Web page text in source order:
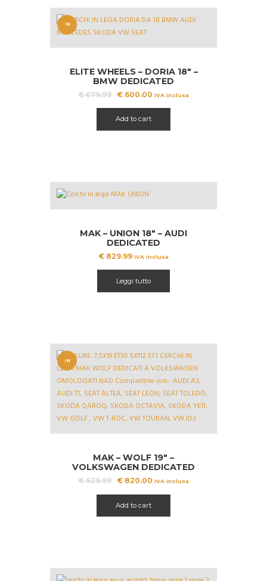
IN
ELITE WHEELS – DORIA 18″ –
BMW DEDICATED
€679.99 Il
era:
€ 679.99.
€ 600.00 Il
€ 600.00.
IVA inclusa
Add to cart
MAK – UNION 18″ – AUDI
DEDICATED
€ 829.99 IVA inclusa
Leggi tutto
IN
OFFERT
A!
MAK – WOLF 19″ –
VOLKSWAGEN DEDICATED
€929.99 Il
era:
€ 929.99.
€ 820.00 Il
€ 820.00.
IVA inclusa
Add to cart